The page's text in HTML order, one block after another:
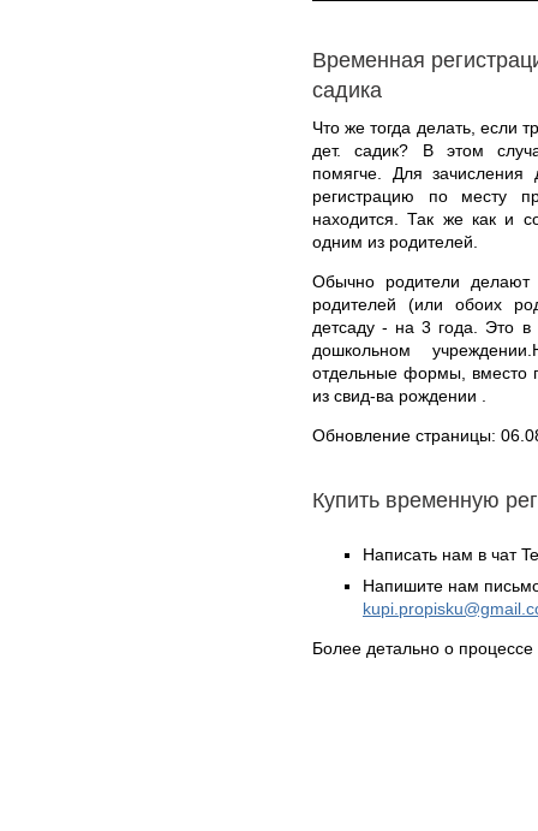
Временная
садика
Что же тогда делать, если
дет. садик? В этом
помягче. Для зачисления
регистрацию по месту
находится. Так же как и
одним из родителей.
Обычно родители
родителей (или обоих
детсаду - на 3 года. Это
дошкольном
отдельные формы, вместо
из свид-ва рождении .
Обновление страницы:
Купить временную
Написать нам в чат
Напишите нам
Более детально о